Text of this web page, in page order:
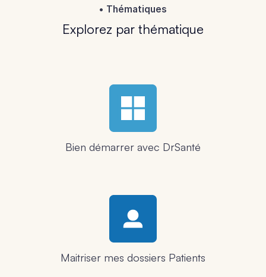
Thématiques
Explorez par thématique
Bien démarrer avec DrSanté
Maitriser mes dossiers Patients